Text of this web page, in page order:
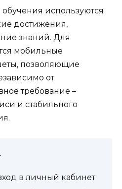
используются
достижения,
знаний. Для
мобильные
позволяющие
от
требование –
и стабильного
в личный кабинет